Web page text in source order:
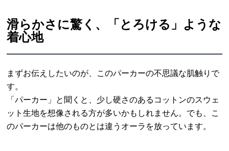
滑らかさに驚く、「とろける」ような
着心地
まずお伝えしたいのが、このパーカーの不思議な肌触りで
す。
「パーカー」と聞くと、少し硬さのあるコットンのスウェ
ット生地を想像される方が多いかもしれません。でも、こ
のパーカーは他のものとは違うオーラを放っています。